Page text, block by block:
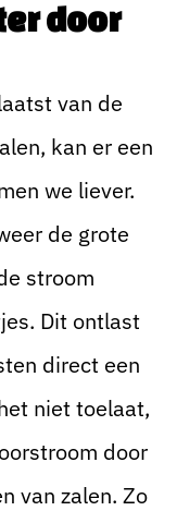
door
van de
kan er een
we liever.
de grote
stroom
Dit ontlast
direct een
niet toelaat,
door
van zalen. Zo